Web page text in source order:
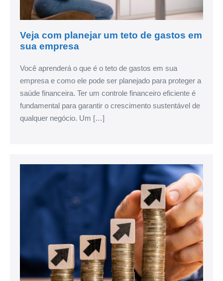
Veja com planejar um teto de gastos em
sua empresa
Você aprenderá o que é o teto de gastos em sua
empresa e como ele pode ser planejado para proteger a
saúde financeira. Ter um controle financeiro eficiente é
fundamental para garantir o crescimento sustentável de
qualquer negócio. Um […]